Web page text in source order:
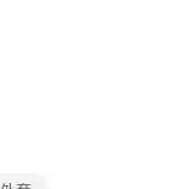
，可透過四大超商／
成。
示為準，若有關於
繫「AFTEE先享後付
home